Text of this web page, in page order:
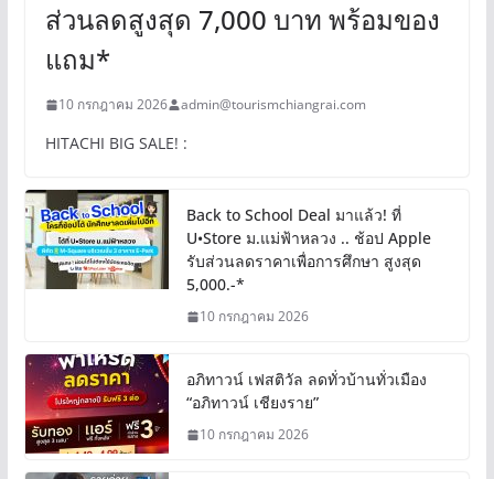
ส่วนลดสูงสุด 7,000 บาท พร้อมของ
แถม*
10 กรกฎาคม 2026 admin@tourismchiangrai.com
HITACHI BIG SALE! :
Back to School Deal มาแล้ว! ที่
U•Store ม.แม่ฟ้าหลวง .. ช้อป Apple
รับส่วนลดราคาเพื่อการศึกษา สูงสุด
5,000.-*
10 กรกฎาคม 2026
อภิทาวน์ เฟสติวัล ลดทั่วบ้านทั่วเมือง
“อภิทาวน์ เชียงราย”
10 กรกฎาคม 2026